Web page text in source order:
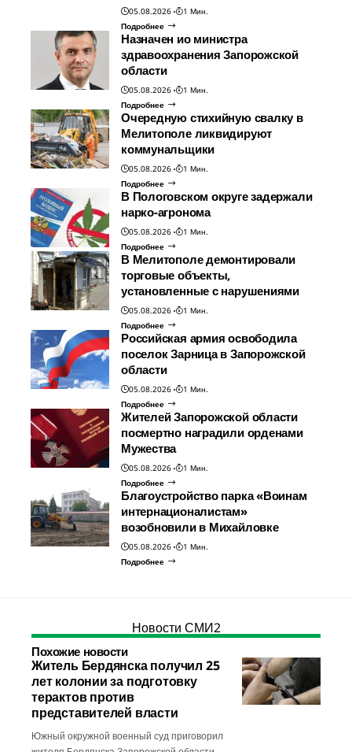
05.08.2026
1 Мин.
Подробнее
Назначен ио министра
здравоохранения Запорожской
области
05.08.2026
1 Мин.
Подробнее
Очередную стихийную свалку в
Мелитополе ликвидируют
коммунальщики
05.08.2026
1 Мин.
Подробнее
В Пологовском округе задержали
нарко-агронома
05.08.2026
1 Мин.
Подробнее
В Мелитополе демонтировали
торговые объекты,
установленные с нарушениями
05.08.2026
1 Мин.
Подробнее
Российская армия освободила
поселок Зарница в Запорожской
области
05.08.2026
1 Мин.
Подробнее
Жителей Запорожской области
посмертно наградили орденами
Мужества
05.08.2026
1 Мин.
Подробнее
Благоустройство парка «Воинам
интернационалистам»
возобновили в Михайловке
05.08.2026
1 Мин.
Подробнее
Новости СМИ2
Похожие новости
Житель Бердянска получил 25
лет колонии за подготовку
терактов против
представителей власти
Южный окружной военный суд приговорил